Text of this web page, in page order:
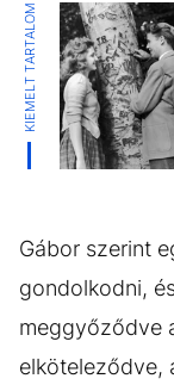
KIEMELT TARTALOM
Gábor szerint
gondolkodni,
meggyőződve
elköteleződve,